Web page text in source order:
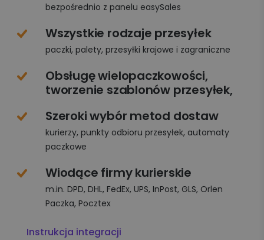
bezpośrednio z panelu easySales
Wszystkie rodzaje przesyłek
paczki, palety, przesyłki krajowe i zagraniczne
Obsługę wielopaczkowości,
tworzenie szablonów przesyłek,
Szeroki wybór metod dostaw
kurierzy, punkty odbioru przesyłek, automaty
paczkowe
Wiodące firmy kurierskie
m.in. DPD, DHL, FedEx, UPS, InPost, GLS, Orlen
Paczka, Pocztex
Instrukcja integracji